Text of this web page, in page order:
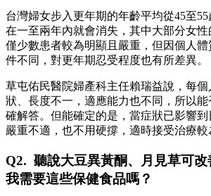
台灣婦女步入更年期的年齡平均從45至
在一至兩年內就會消失，其中大部分女性
僅少數患者較為明顯且嚴重，但因個人
件不同，對更年期忍受程度也有所差異。
草屯佑民醫院婦產科主任賴瑞益說，每
狀、長度不一，適應能力也不同，所以
確解答。但能確定的是，當症狀已影響到
嚴重不適，也不用硬撐，適時接受治療較
Q2. 聽說大豆異黃酮、月見草可改
我需要這些保健食品嗎？